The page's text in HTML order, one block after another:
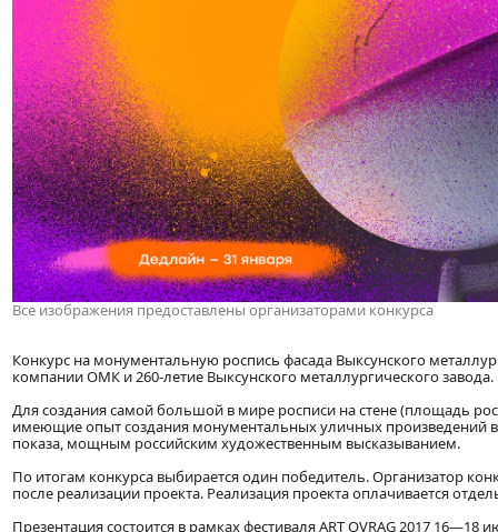
Все изображения предоставлены организаторами конкурса
Конкурс на монументальную роспись фасада Выксунского
компании ОМК и 260-летие Выксунского металлургического завода.
Для создания самой большой в мире росписи на стене (площадь
имеющие опыт создания монументальных уличных произведений
показа, мощным российским художественным высказыванием.
По итогам конкурса выбирается один победитель. Организатор
после реализации проекта. Реализация проекта оплачивается
Презентация состоится в рамках фестиваля ART OVRAG 2017 16—18